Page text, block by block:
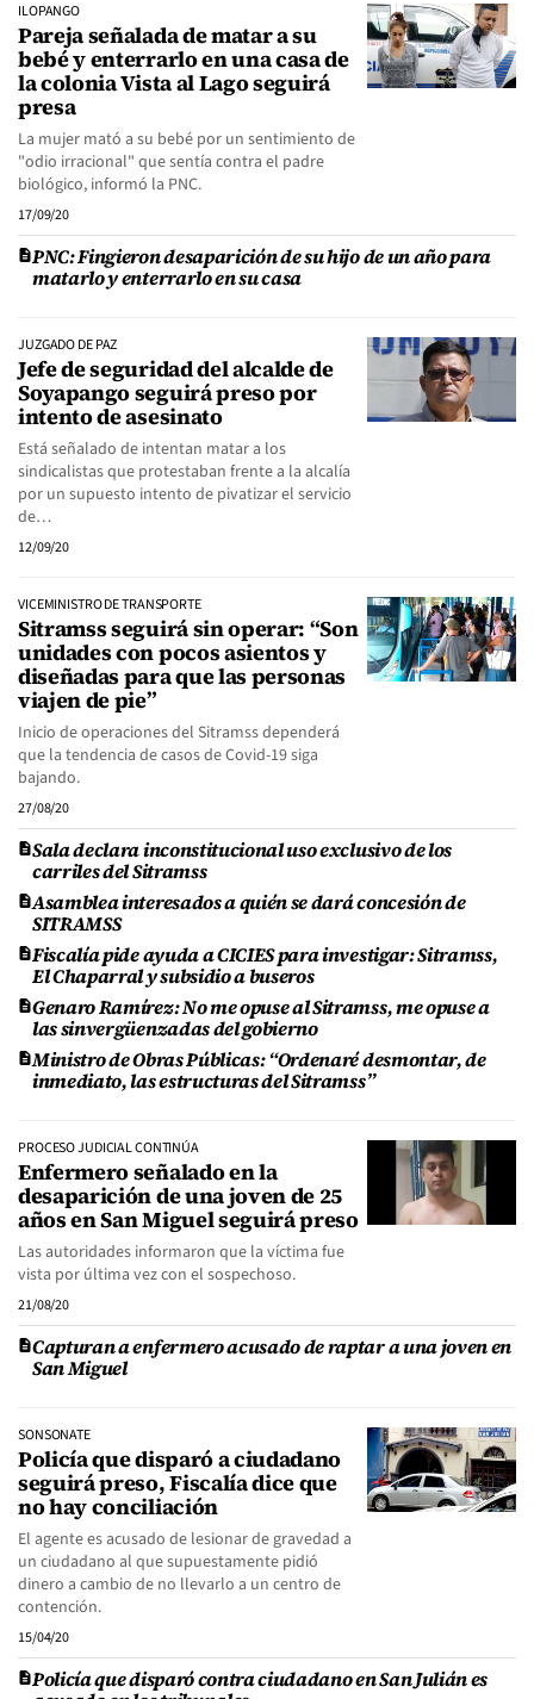
ILOPANGO
Pareja señalada de matar a su
bebé y enterrarlo en una casa de
la colonia Vista al Lago seguirá
presa
La mujer mató a su bebé por un sentimiento de
"odio irracional" que sentía contra el padre
biológico, informó la PNC.
17/09/20
PNC: Fingieron desaparición de su hijo de un año para
matarlo y enterrarlo en su casa
JUZGADO DE PAZ
Jefe de seguridad del alcalde de
Soyapango seguirá preso por
intento de asesinato
Está señalado de intentan matar a los
sindicalistas que protestaban frente a la alcalía
por un supuesto intento de pivatizar el servicio
de…
12/09/20
VICEMINISTRO DE TRANSPORTE
Sitramss seguirá sin operar: “Son
unidades con pocos asientos y
diseñadas para que las personas
viajen de pie”
Inicio de operaciones del Sitramss dependerá
que la tendencia de casos de Covid-19 siga
bajando.
27/08/20
Sala declara inconstitucional uso exclusivo de los
carriles del Sitramss
Asamblea interesados a quién se dará concesión de
SITRAMSS
Fiscalía pide ayuda a CICIES para investigar: Sitramss,
El Chaparral y subsidio a buseros
Genaro Ramírez: No me opuse al Sitramss, me opuse a
las sinvergüenzadas del gobierno
Ministro de Obras Públicas: “Ordenaré desmontar, de
inmediato, las estructuras del Sitramss”
PROCESO JUDICIAL CONTINÚA
Enfermero señalado en la
desaparición de una joven de 25
años en San Miguel seguirá preso
Las autoridades informaron que la víctima fue
vista por última vez con el sospechoso.
21/08/20
Capturan a enfermero acusado de raptar a una joven en
San Miguel
SONSONATE
Policía que disparó a ciudadano
seguirá preso, Fiscalía dice que
no hay conciliación
El agente es acusado de lesionar de gravedad a
un ciudadano al que supuestamente pidió
dinero a cambio de no llevarlo a un centro de
contención.
15/04/20
Policía que disparó contra ciudadano en San Julián es